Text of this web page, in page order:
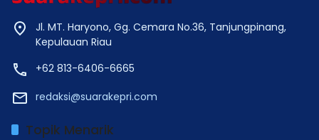
Jl. MT. Haryono, Gg. Cemara No.36, Tanjungpinang,
Kepulauan Riau
+62 813-6406-6665
redaksi@suarakepri.com
Topik Menarik